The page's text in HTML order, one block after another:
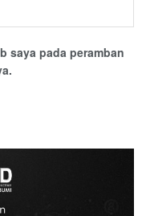
saya pada peramban